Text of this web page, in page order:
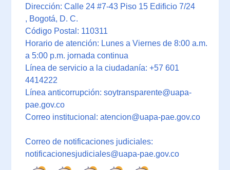
Dirección: Calle 24 #7-43 Piso 15 Edificio 7/24
, Bogotá, D. C.
Código Postal: 110311
Horario de atención: Lunes a Viernes de 8:00 a.m.
a 5:00 p.m. jornada continua
Línea de servicio a la ciudadanía: +57 601
4414222
Línea anticorrupción: soytransparente@uapa-
pae.gov.co
Correo institucional: atencion@uapa-pae.gov.co
Correo de notificaciones judiciales:
notificacionesjudiciales@uapa-pae.gov.co